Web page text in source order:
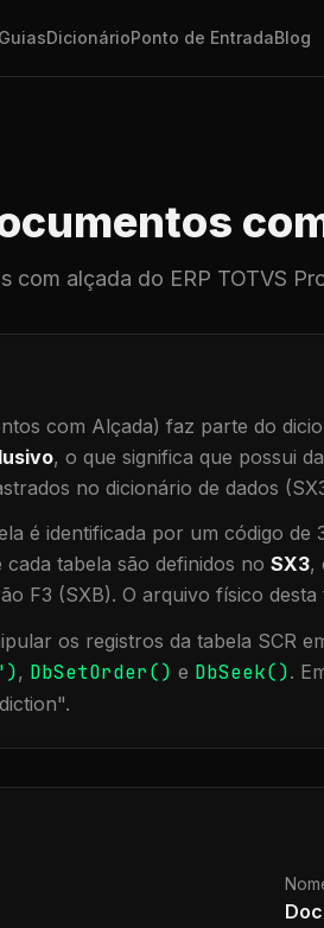
GuiasDicionárioPonto de EntradaBlog
com alçada do ERP TOTVS
com Alçada) faz parte do
, o que significa que possui
no dicionário de dados
é identificada por um código de
cada tabela são definidos no SX3,
F3 (SXB). O arquivo físico desta
os registros da tabela SCR
, DbSetOrder() e DbSeek().
".